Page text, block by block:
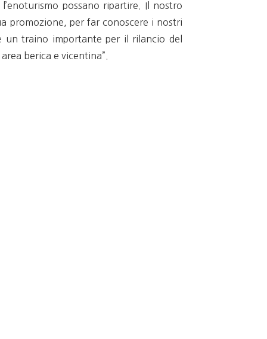
possano ripartire. Il nostro
promozione, per far conoscere i nostri
traino importante per il rilancio del
berica e vicentina”.